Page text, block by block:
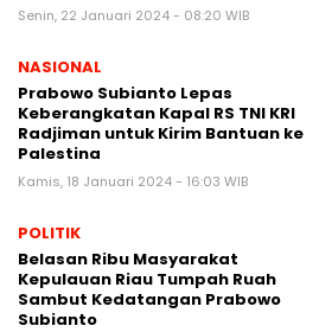
Senin, 22 Januari 2024 - 08:20 WIB
NASIONAL
Prabowo Subianto Lepas
Keberangkatan Kapal RS TNI KRI
Radjiman untuk Kirim Bantuan ke
Palestina
Kamis, 18 Januari 2024 - 16:03 WIB
POLITIK
Belasan Ribu Masyarakat
Kepulauan Riau Tumpah Ruah
Sambut Kedatangan Prabowo
Subianto